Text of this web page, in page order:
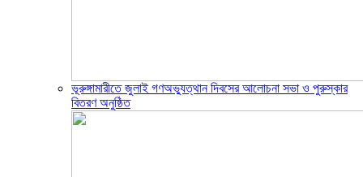
ভূরুঙ্গামারীতে জুলাই গণঅভ্যুত্থান দিবসের আলোচনা সভা ও পুরুস্কার
বিতরণ অনুষ্ঠিত